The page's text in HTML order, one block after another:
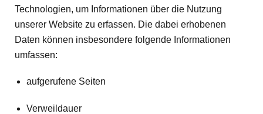
Technologien, um Informationen über die Nutzung
unserer Website zu erfassen. Die dabei erhobenen
Daten können insbesondere folgende Informationen
umfassen:
aufgerufene Seiten
Verweildauer